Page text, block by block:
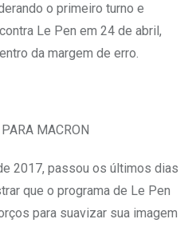
o primeiro turno e
Le Pen em 24 de abril,
da margem de erro.
MACRON
2017, passou os últimos dias
que o programa de Le Pen
para suavizar sua imagem